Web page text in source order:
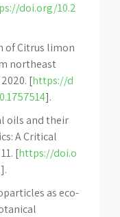
doi.org/10.2
of Citrus limon
northeast
[https://d
].
oils and their
A Critical
[https://doi.o
].
as eco-